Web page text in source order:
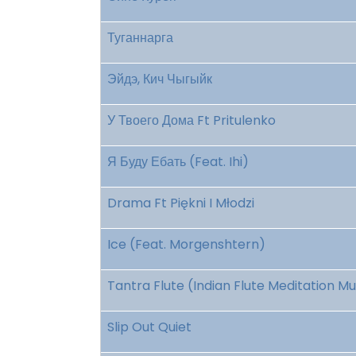
Туганнарга
Эйдэ, Кич Чыгыйк
У Твоего Дома Ft Pritulenko
Я Буду Ебать (Feat. Ihi)
Drama Ft Piękni I Młodzi
Ice (Feat. Morgenshtern)
Tantra Flute (Indian Flute Meditation
Slip Out Quiet